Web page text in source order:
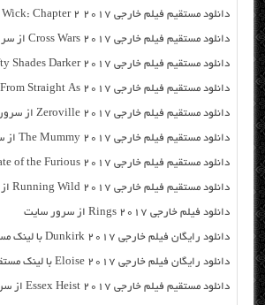
دانلود مستقیم فیلم خارجی John Wick: Chapter 2 2017 از سرور سایت
دانلود مستقیم فیلم خارجی Cross Wars 2017 از سرور سایت
دانلود مستقیم فیلم خارجی Fifty Shades Darker 2017 از سرور سایت
دانلود مستقیم فیلم خارجی From Straight As 2017 از سرور سایت
دانلود مستقیم فیلم خارجی Zeroville 2017 از سرور سایت
دانلود مستقیم فیلم خارجی The Mummy 2017 از سرور سایت
دانلود مستقیم فیلم خارجی The Fate of the Furious 2017 از سرور سایت
دانلود مستقیم فیلم خارجی Running Wild 2017 از سرور سایت
دانلود فیلم خارجی Rings 2017 از سرور سایت
دانلود رایگان فیلم خارجی Dunkirk 2017 با لینک مستقیم
دانلود رایگان فیلم خارجی Eloise 2017 با لینک مستقیم
دانلود مستقیم فیلم خارجی Essex Heist 2017 از سرور سایت